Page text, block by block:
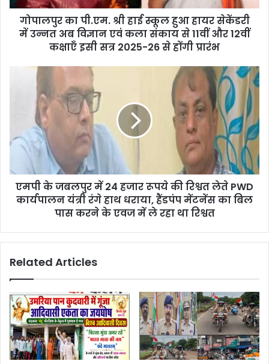
d
गोपालपुर का पी.एम. श्री हाई स्कूल हुआ हायर सेकेंडरी
में उन्नत अब विज्ञान एवं कला संकाय से 11वीं और 12वीं
कक्षाएँ इसी सत्र 2025-26 से होंगी प्रारंभ
एमपी के जबलपुर में 24 हजार रूपये की रिश्वत लेते PWD
कार्यपालन यंत्री रंगे हाथ धराया, हैंडपंप मेंटनेंस का बिल
पास करने के एवज में ले रहा था रिश्वत
Related Articles